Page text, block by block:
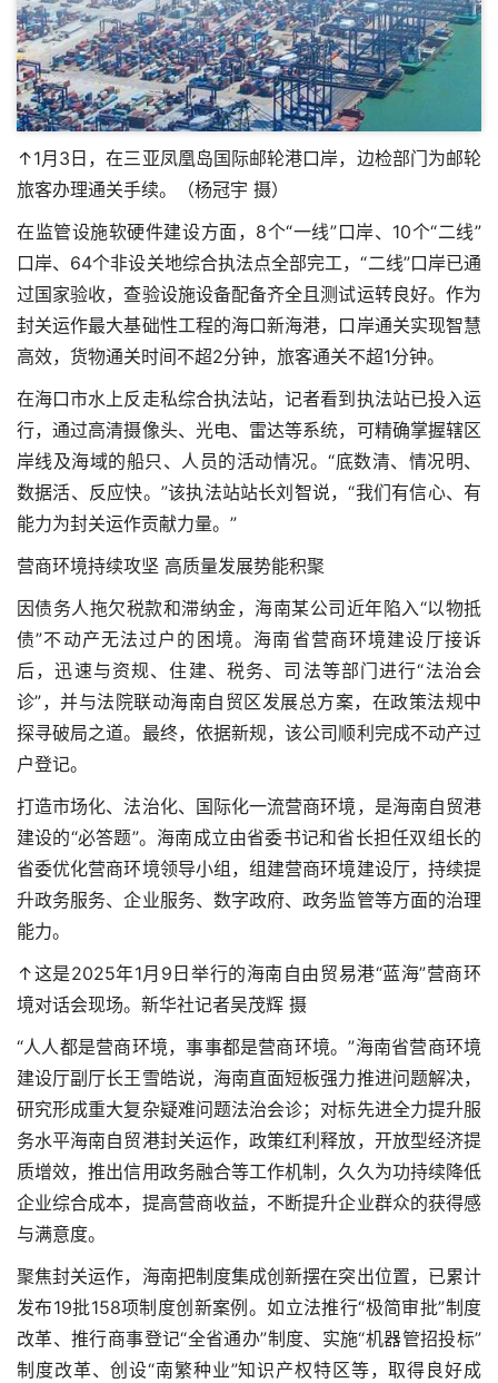
↑1月3日，在三亚凤凰岛国际邮轮港口岸，边检部门为邮轮
旅客办理通关手续。（杨冠宇 摄）
在监管设施软硬件建设方面，8个“一线”口岸、10个“二线”
口岸、64个非设关地综合执法点全部完工，“二线”口岸已通
过国家验收，查验设施设备配备齐全且测试运转良好。作为
封关运作最大基础性工程的海口新海港，口岸通关实现智慧
高效，货物通关时间不超2分钟，旅客通关不超1分钟。
在海口市水上反走私综合执法站，记者看到执法站已投入运
行，通过高清摄像头、光电、雷达等系统，可精确掌握辖区
岸线及海域的船只、人员的活动情况。“底数清、情况明、
数据活、反应快。”该执法站站长刘智说，“我们有信心、有
能力为封关运作贡献力量。”
营商环境持续攻坚 高质量发展势能积聚
因债务人拖欠税款和滞纳金，海南某公司近年陷入“以物抵
债”不动产无法过户的困境。海南省营商环境建设厅接诉
后，迅速与资规、住建、税务、司法等部门进行“法治会
诊”，并与法院联动海南自贸区发展总方案，在政策法规中
探寻破局之道。最终，依据新规，该公司顺利完成不动产过
户登记。
打造市场化、法治化、国际化一流营商环境，是海南自贸港
建设的“必答题”。海南成立由省委书记和省长担任双组长的
省委优化营商环境领导小组，组建营商环境建设厅，持续提
升政务服务、企业服务、数字政府、政务监管等方面的治理
能力。
↑这是2025年1月9日举行的海南自由贸易港“蓝海”营商环
境对话会现场。新华社记者吴茂辉 摄
“人人都是营商环境，事事都是营商环境。”海南省营商环境
建设厅副厅长王雪皓说，海南直面短板强力推进问题解决，
研究形成重大复杂疑难问题法治会诊；对标先进全力提升服
务水平海南自贸港封关运作，政策红利释放，开放型经济提
质增效，推出信用政务融合等工作机制，久久为功持续降低
企业综合成本，提高营商收益，不断提升企业群众的获得感
与满意度。
聚焦封关运作，海南把制度集成创新摆在突出位置，已累计
发布19批158项制度创新案例。如立法推行“极简审批”制度
改革、推行商事登记“全省通办”制度、实施“机器管招投标”
制度改革、创设“南繁种业”知识产权特区等，取得良好成